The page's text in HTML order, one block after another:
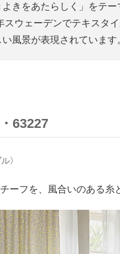
よきをあたらしく」をテ
スウェーデンでテキスタ
風景が表現されています
63227
〉
ーフを、風合いのある糸